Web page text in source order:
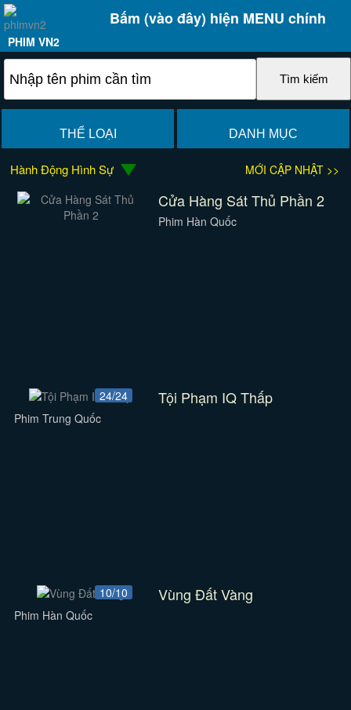
Bấm (vào đây) hiện MENU chính
PHIM VN2
THỂ LOẠI DANH MỤC
Hành Động Hình Sự MỚI CẬP NHẬT >>
Cửa Hàng Sát Thủ Phần 2
Phim Hàn Quốc
24/24 Tội Phạm IQ Thấp
Phim Trung Quốc
10/10 Vùng Đất Vàng
Phim Hàn Quốc